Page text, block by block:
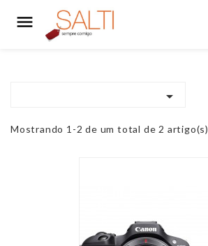


Mostrando 1-2 de um total de 2 artigo(s)